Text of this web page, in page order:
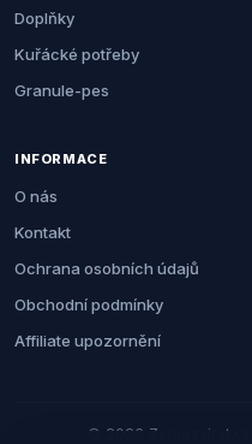
Doplňky
Kuřácké potřeby
Granule-pes
INFORMACE
O nás
Kontakt
Ochrana osobních údajů
Obchodní podmínky
Affiliate upozornění
© 2026